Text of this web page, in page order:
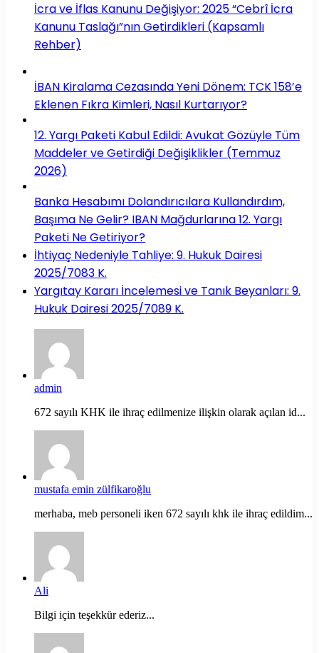
İcra ve İflas Kanunu Değişiyor: 2025 “Cebrî İcra
Kanunu Taslağı”nın Getirdikleri (Kapsamlı
Rehber)
İBAN Kiralama Cezasında Yeni Dönem: TCK 158’e
Eklenen Fıkra Kimleri, Nasıl Kurtarıyor?
12. Yargı Paketi Kabul Edildi: Avukat Gözüyle Tüm
Maddeler ve Getirdiği Değişiklikler (Temmuz
2026)
Banka Hesabımı Dolandırıcılara Kullandırdım,
Başıma Ne Gelir? IBAN Mağdurlarına 12. Yargı
Paketi Ne Getiriyor?
İhtiyaç Nedeniyle Tahliye: 9. Hukuk Dairesi
2025/7083 K.
Yargıtay Kararı İncelemesi ve Tanık Beyanları: 9.
Hukuk Dairesi 2025/7089 K.
admin
672 sayılı KHK ile ihraç edilmenize ilişkin olarak açılan id...
mustafa emin zülfikaroğlu
merhaba, meb personeli iken 672 sayılı khk ile ihraç edildim...
Ali
Bilgi için teşekkür ederiz...